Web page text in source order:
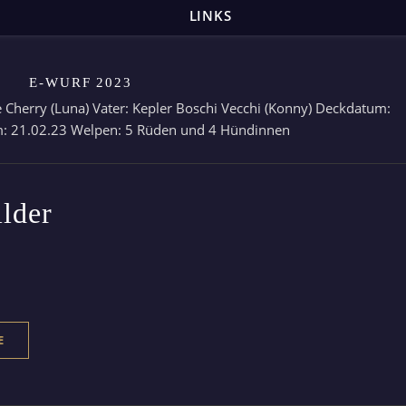
LINKS
E-WURF 2023
(Luna) Vater: Kepler Boschi Vecchi (Konny) Deckdatum:
21.02.23 Welpen: 5 Rüden und 4 Hündinnen